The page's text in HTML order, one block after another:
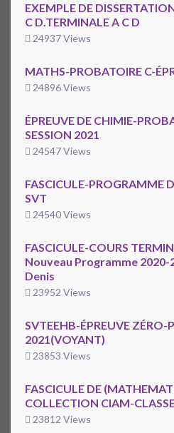
EXEMPLE DE
C D.TERMINALE A C D
24937 Views
MATHS-PROBATOIRE C-
24896 Views
ÉPREUVE DE CHIMIE-
SESSION 2021
24547 Views
FASCICULE-PROGRAMME
SVT
24540 Views
FASCICULE-COURS
Nouveau Programme
Denis
23952 Views
SVTEEHB-ÉPREUVE ZÉRO-
2021(VOYANT)
23853 Views
FASCICULE DE
COLLECTION CIAM-
23812 Views